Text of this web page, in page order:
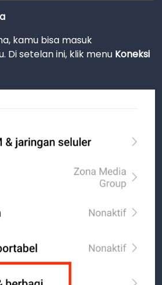
kamu bisa masuk
Di setelan ini, klik menu Koneksi